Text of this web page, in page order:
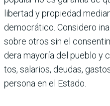
libertad y propiedad
democrático. Considero
sobre otros sin el
dera mayoría del pueblo y
tos, salarios, deudas,
persona en el Estado.